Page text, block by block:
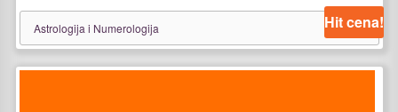
Astrologija i Numerologija Hit cena!